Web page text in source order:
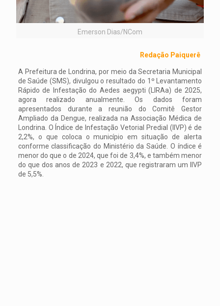
Emerson Dias/NCom
Redação Paiquerê
A Prefeitura de Londrina, por meio da Secretaria Municipal
de Saúde (SMS), divulgou o resultado do 1º Levantamento
Rápido de Infestação do Aedes aegypti (LIRAa) de 2025,
agora realizado anualmente. Os dados foram
apresentados durante a reunião do Comitê Gestor
Ampliado da Dengue, realizada na Associação Médica de
Londrina. O Índice de Infestação Vetorial Predial (IIVP) é de
2,2%, o que coloca o município em situação de alerta
conforme classificação do Ministério da Saúde. O índice é
menor do que o de 2024, que foi de 3,4%, e também menor
do que dos anos de 2023 e 2022, que registraram um IIVP
de 5,5%.